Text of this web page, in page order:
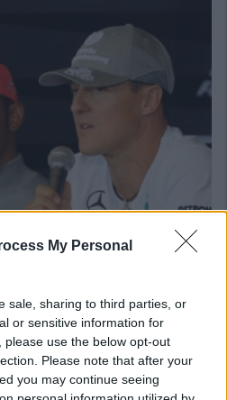
My Personal
sale, sharing to third parties, or
or sensitive information for
use the below opt-out
Please note that after your
you may continue seeing
Hamilton csak három közös
ben, és egyikük sem volt épp